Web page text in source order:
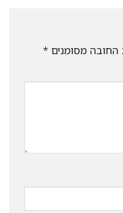
החובה מסומנים *